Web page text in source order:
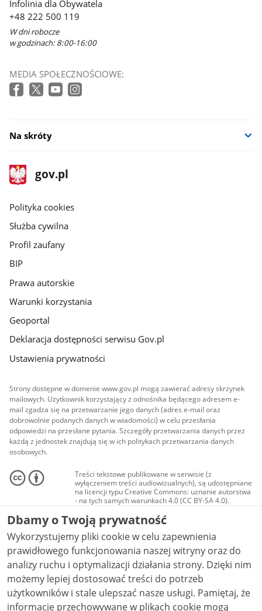
Infolinia dla Obywatela
+48 222 500 119
W dni robocze
w godzinach: 8:00-16:00
MEDIA SPOŁECZNOŚCIOWE:
Na skróty
stopka
gov.pl
Strona
gov.pl
gov.pl
Polityka cookies
Służba cywilna
Profil zaufany
BIP
Prawa autorskie
Warunki korzystania
Geoportal
Deklaracja dostępności serwisu Gov.pl
Ustawienia prywatności
Strony dostępne w domenie www.gov.pl mogą zawierać adresy skrzynek
mailowych. Użytkownik korzystający z odnośnika będącego adresem e-
mail zgadza się na przetwarzanie jego danych (adres e-mail oraz
dobrowolnie podanych danych w wiadomości) w celu przesłania
odpowiedzi na przesłane pytania. Szczegóły przetwarzania danych przez
każdą z jednostek znajdują się w ich politykach przetwarzania danych
osobowych.
Treści tekstowe publikowane w serwisie (z
wyłączeniem treści audiowizualnych), są udostępniane
na licencji typu Creative Commons: uznanie autorstwa
- na tych samych warunkach 4.0 (CC BY-SA 4.0).
Materiały audiowizualne, w tym zdjęcia, materiały
audio i wideo, są udostępniane na licencji typu
Creative Commons: uznanie autorstwa użycie
niekomercyjne - bez utworów zależnych 4.0 (CC BY-
NC-ND 4.0), o ile nie jest to stwierdzone inaczej.
Dbamy o Twoją prywatność
Wykorzystujemy pliki cookie w celu zapewnienia
prawidłowego funkcjonowania naszej witryny oraz do
analizy ruchu i optymalizacji działania strony. Dzięki nim
możemy lepiej dostosować treści do potrzeb
użytkowników i stale ulepszać nasze usługi. Pamiętaj, że
informacje przechowywane w plikach cookie mogą